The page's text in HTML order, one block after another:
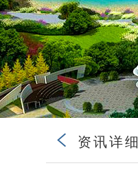
 资讯详细